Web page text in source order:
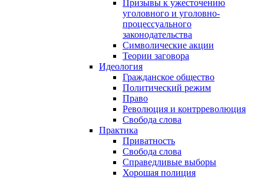
Призывы к ужесточению
уголовного и уголовно-
процессуального
законодательства
Символические акции
Теории заговора
Идеология
Гражданское общество
Политический режим
Право
Революция и контрреволюция
Свобода слова
Практика
Приватность
Свобода слова
Справедливые выборы
Хорошая полиция